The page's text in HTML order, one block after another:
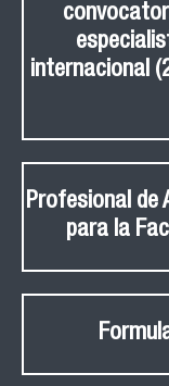
internacional
Profesional de
para la